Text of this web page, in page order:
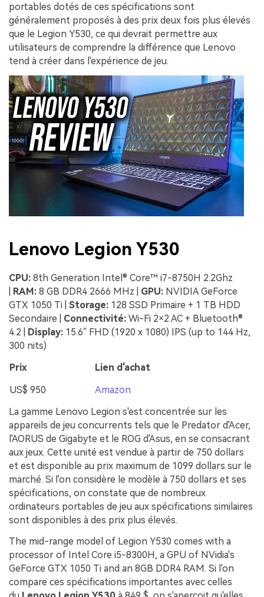
portables dotés de ces spécifications sont
généralement proposés à des prix deux fois plus élevés
que le Legion Y530, ce qui devrait permettre aux
utilisateurs de comprendre la différence que Lenovo
tend à créer dans l'expérience de jeu.
Lenovo Legion Y530
CPU: 8th Generation Intel® Core™ i7-8750H 2.2Ghz
RAM: 8 GB DDR4 2666 MHz | GPU: NVIDIA GeForce
GTX 1050 Ti | Storage: 128 SSD Primaire + 1 TB HDD
Secondaire |
Connectivité: Wi-Fi 2×2 AC + Bluetooth®
4.2 |
Display: 15.6″ FHD (1920 x 1080) IPS (up to 144 Hz,
300 nits)
Prix
Lien d'achat
US$ 950
Amazon
La gamme Lenovo Legion s'est concentrée sur les
appareils de jeu concurrents tels que le Predator d'Acer,
l'AORUS de Gigabyte et le ROG d'Asus, en se consacrant
aux jeux. Cette unité est vendue à partir de 750 dollars
et est disponible au prix maximum de 1099 dollars sur le
marché. Si l'on considère le modèle à 750 dollars et ses
spécifications, on constate que de nombreux
ordinateurs portables de jeu aux spécifications similaires
sont disponibles à des prix plus élevés.
The mid-range model of Legion Y530 comes with a
processor of Intel Core i5-8300H, a GPU of NVidia's
GeForce GTX 1050 Ti and an 8GB DDR4 RAM. Si l'on
compare ces spécifications importantes avec celles